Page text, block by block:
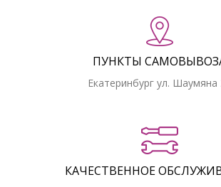
ПУНКТЫ
Екатеринбург ул. Шаумяна
КАЧЕСТВЕННОЕ